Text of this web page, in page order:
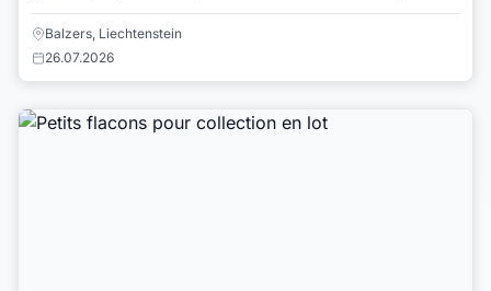
Balzers, Liechtenstein
26.07.2026